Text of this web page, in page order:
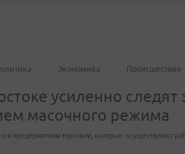
Экономика Происшествия
усиленно следят
масочного режима
предприятиям торговли, которые осуществляют